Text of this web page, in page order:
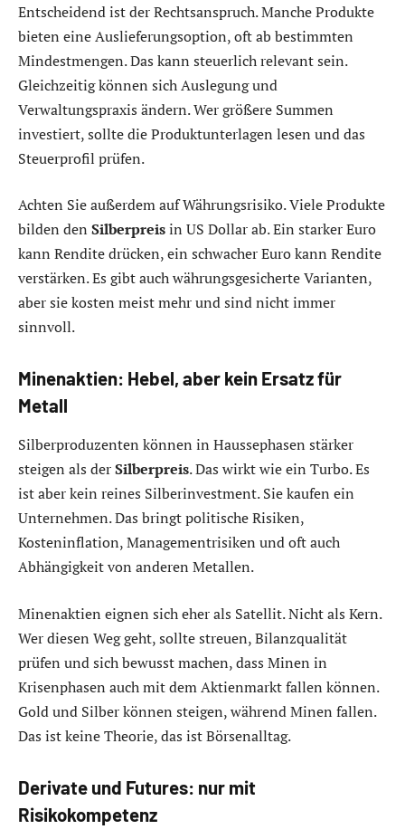
Entscheidend ist der Rechtsanspruch. Manche Produkte
bieten eine Auslieferungsoption, oft ab bestimmten
Mindestmengen. Das kann steuerlich relevant sein.
Gleichzeitig können sich Auslegung und
Verwaltungspraxis ändern. Wer größere Summen
investiert, sollte die Produktunterlagen lesen und das
Steuerprofil prüfen.
Achten Sie außerdem auf Währungsrisiko. Viele Produkte
bilden den Silberpreisin US Dollar ab. Ein starker Euro
kann Rendite drücken, ein schwacher Euro kann Rendite
verstärken. Es gibt auch währungsgesicherte Varianten,
aber sie kosten meist mehr und sind nicht immer
sinnvoll.
Minenaktien: Hebel, aber kein Ersatz für
Metall
Silberproduzenten können in Haussephasen stärker
steigen als derSilberpreis. Das wirkt wie ein Turbo. Es
ist aber kein reines Silberinvestment. Sie kaufen ein
Unternehmen. Das bringt politische Risiken,
Kosteninflation, Managementrisiken und oft auch
Abhängigkeit von anderen Metallen.
Minenaktien eignen sich eher als Satellit. Nicht als Kern.
Wer diesen Weg geht, sollte streuen, Bilanzqualität
prüfen und sich bewusst machen, dass Minen in
Krisenphasen auch mit dem Aktienmarkt fallen können.
Gold und Silber können steigen, während Minen fallen.
Das ist keine Theorie, das ist Börsenalltag.
Derivate und Futures: nur mit
Risikokompetenz